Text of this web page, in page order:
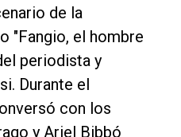
de la
"Fangio, el hombre
periodista y
Durante el
con los
y Ariel Bibbó